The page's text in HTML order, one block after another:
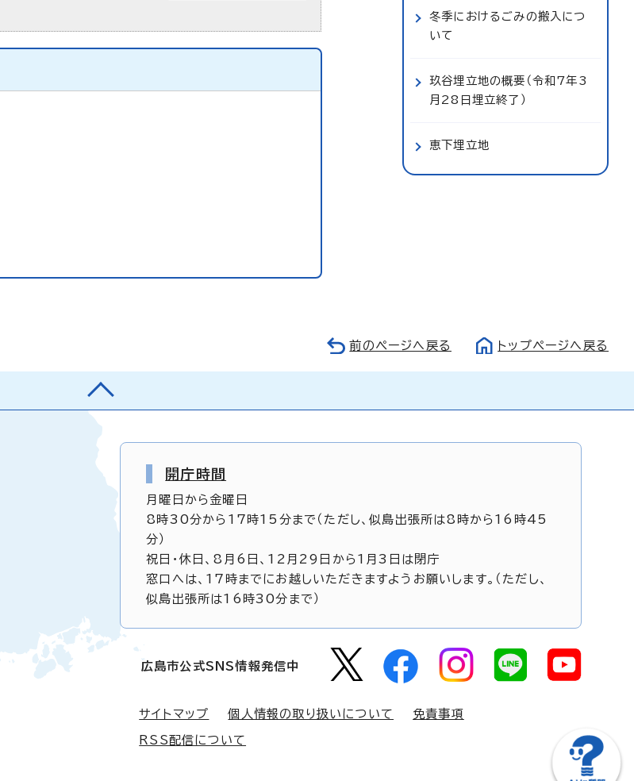
冬季におけるごみの搬入につ
いて
玖谷埋立地の概要（令和7年3
月28日埋立終了）
恵下埋立地
前のページへ戻る トップページへ戻る
開庁時間
月曜日から金曜日
8時30分から17時15分まで（ただし、似島出張所は8時から16時45
分）
祝日・休日、8月6日、12月29日から1月3日は閉庁
窓口へは、17時までにお越しいただきますようお願いします。（ただし、
似島出張所は16時30分まで）
広島市公式SNS情報発信中
サイトマップ 個人情報の取り扱いについて 免責事項
RSS配信について